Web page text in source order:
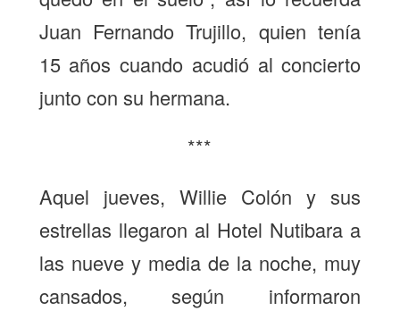
Juan Fernando Trujillo, quien tenía
15 años cuando acudió al concierto
junto con su hermana.
***
Aquel jueves, Willie Colón y sus
estrellas llegaron al Hotel Nutibara a
las nueve y media de la noche, muy
cansados, según informaron